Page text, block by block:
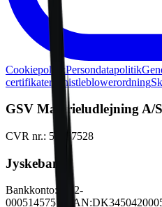
CookiepolitikPersondatapolitik
certifikater Whistleblowerordning
GSV Materieludlejning A/S
CVR nr.: 51457528
Jyskebank
Bankkonto: 5042-
0005145757
IBAN: